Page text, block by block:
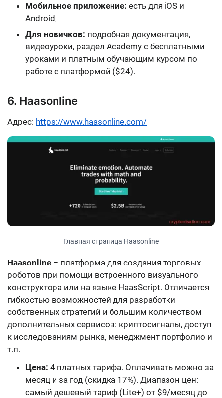
Мобильное приложение: есть для iOS и
Android;
Для новичков: подробная документация,
видеоуроки, раздел Academy с бесплатными
уроками и платным обучающим курсом по
работе с платформой ($24).
6. Haasonline
Адрес: https://www.haasonline.com/
Главная страница Haasonline
Haasonline – платформа для создания торговых
роботов при помощи встроенного визуального
конструктора или на языке HaasScript. Отличается
гибкостью возможностей для разработки
собственных стратегий и большим количеством
дополнительных сервисов: криптосигналы, доступ
к исследованиям рынка, менеджмент портфолио и
т.п.
Цена: 4 платных тарифа. Оплачивать можно за
месяц и за год (скидка 17%). Диапазон цен:
cамый дешевый тариф (Lite+) от $9/месяц до